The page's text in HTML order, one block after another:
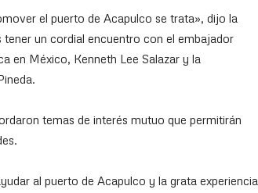
el puerto de Acapulco se trata», dijo la
tener un cordial encuentro con el embajador
en México, Kenneth Lee Salazar y la
temas de interés mutuo que permitirán
al puerto de Acapulco y la grata experiencia